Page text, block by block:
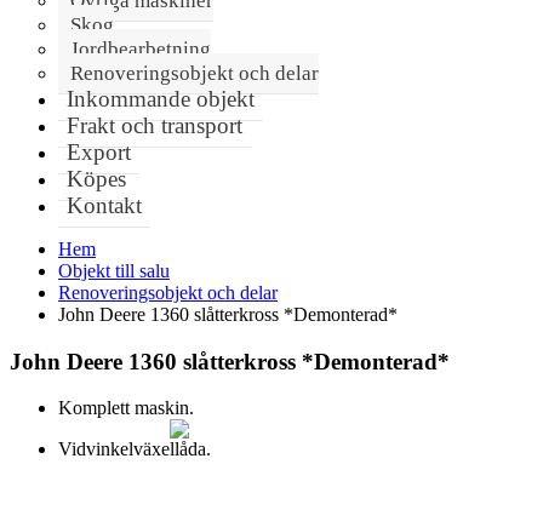
Skog
Jordbearbetning
Renoveringsobjekt och delar
Inkommande objekt
Frakt och transport
Export
Köpes
Kontakt
Hem
Objekt till salu
Renoveringsobjekt och delar
John Deere 1360 slåtterkross *Demonterad*
John Deere 1360 slåtterkross *Demonterad*
Komplett maskin.
Vidvinkelväxellåda.